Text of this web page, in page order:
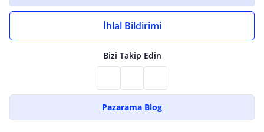
İhlal Bildirimi
Bizi Takip Edin
Pazarama Blog